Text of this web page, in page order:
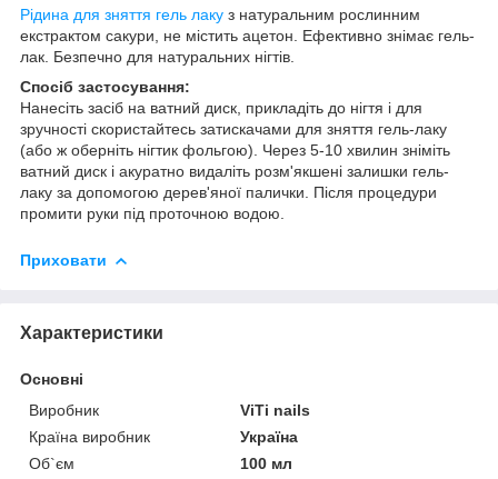
Рідина для зняття гель лаку з натуральним рослинним
екстрактом сакури, не містить ацетон. Ефективно знімає гель-
лак. Безпечно для натуральних нігтів.
Спосіб застосування:
Нанесіть засіб на ватний диск, прикладіть до нігтя і для
зручності скористайтесь затискачами для зняття гель-лаку
(або ж оберніть нігтик фольгою). Через 5-10 хвилин зніміть
ватний диск і акуратно видаліть розм'якшені залишки гель-
лаку за допомогою дерев'яної палички. Після процедури
промити руки під проточною водою.
Приховати
Характеристики
Основні
Виробник
ViTi nails
Країна виробник
Україна
Об`єм
100 мл